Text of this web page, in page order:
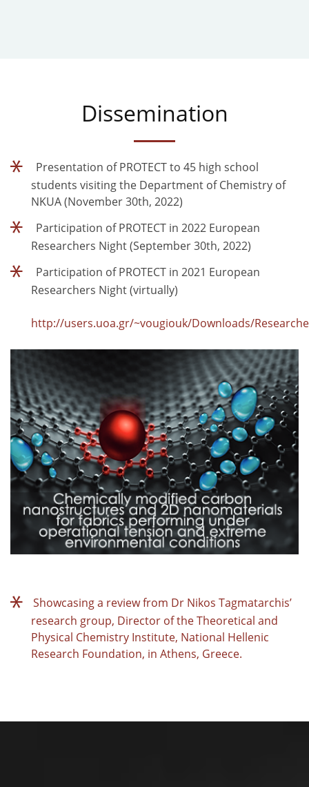
Dissemination
Presentation of PROTECT to 45 high school
students visiting the Department of Chemistry of
NKUA (November 30th, 2022)
Participation of PROTECT in 2022 European
Researchers Night (September 30th, 2022)
Participation of PROTECT in 2021 European
Researchers Night (virtually)
http://users.uoa.gr/~vougiouk/Downloads/
Showcasing a review from Dr Nikos Tagmatarchis’
research group, Director of the Theoretical and
Physical Chemistry Institute, National Hellenic
Research Foundation, in Athens, Greece.